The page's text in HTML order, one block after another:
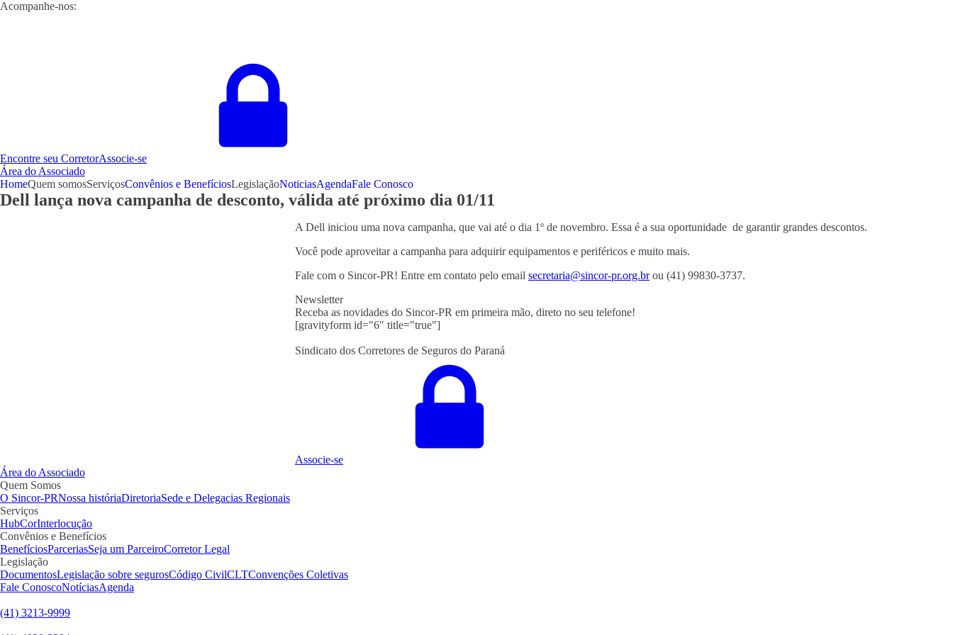
Acompanhe-nos:
Encontre seu CorretorAssocie-se
Área do Associado
HomeQuem somosServiçosConvênios e BenefíciosLegislaçãoNoticiasAgendaFale Conosco
Dell lança nova campanha de desconto, válida até próximo dia 01/11
A Dell iniciou uma nova campanha, que vai até o dia 1º de novembro. Essa é a sua oportunidade de garantir grandes descontos.
Você pode aproveitar a campanha para adquirir equipamentos e periféricos e muito mais.
Fale com o Sincor-PR! Entre em contato pelo email secretaria@sincor-pr.org.brou (41) 99830-3737.
Newsletter
Receba as novidades do Sincor-PR em primeira mão, direto no seu telefone!
[gravityform id="6" title="true"]
Sindicato dos Corretores de Seguros do Paraná
Associe-se
Área do Associado
Quem Somos
O Sincor-PRNossa históriaDiretoriaSede e Delegacias Regionais
Serviços
HubCorInterlocução
Convênios e Benefícios
BenefíciosParceriasSeja um ParceiroCorretor Legal
Legislação
DocumentosLegislação sobre segurosCódigo CivilCLTConvenções Coletivas
Fale ConoscoNotíciasAgenda
(41) 3213-9999